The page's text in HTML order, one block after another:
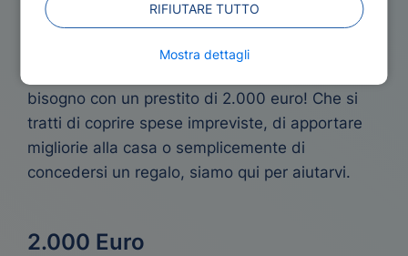
RIFIUTARE TUTTO
Mostra dettagli
Prestito 2000 Euro
bisogno con un prestito di 2.000 euro! Che si
tratti di coprire spese impreviste, di apportare
migliorie alla casa o semplicemente di
concedersi un regalo, siamo qui per aiutarvi.
2.000 Euro